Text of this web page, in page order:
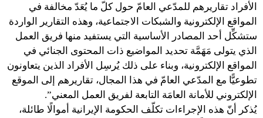
الأفراد تقاريرهم للمدّعي العامّ حول كلّ ما يُعَدّ مخالفة في
المواقع الإلكترونية والشبكات الاجتماعية، وهذه التقارير الواردة
ستشكِّل أحد المصادر الأساسية التي يستفيد منها فريق العمل
الذي يتولى مَهَمَّة تحديد المواضيع ذات المحتوى الجنائي في
المواقع الإلكترونية، وبناء على ذلك يُرسِل الأفراد الذين يتعاونون
تطوعيًّا مع المدّعي العامّ في هذا المجال، تقاريرهم إلى الموقع
الإلكتروني للأمانة العامَة التابعة لفريق العمل المعني”.
يُذكر أنّ هذه الإجراءات تكلّف الحكومة الإيرانية أموالًا طائلة،